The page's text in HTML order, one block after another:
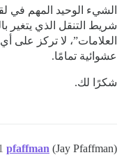
الشيء الوحيد المهم في
شريط التنقل الذي يتغير
العلامات”، لا تركز
عشوائية تمامًا.
شكرًا لك.
pfaffman (Jay Pfaffman)